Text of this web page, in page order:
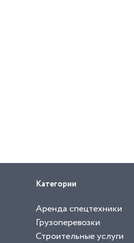
Категории
Аренда спецтехники
Грузоперевозки
Строительные услуги